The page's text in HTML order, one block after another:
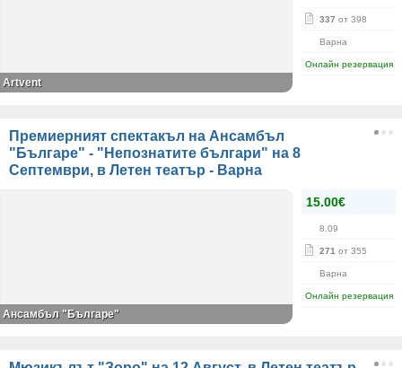
337 от 398
Варна
Онлайн резервация
Artvent
Премиерният спектакъл на Ансамбъл
"Българе" - "Непознатите българи" на 8
Септември, в Летен театър - Варна
15.00€
8.09
271 от 355
Варна
Онлайн резервация
Ансамбъл "Българе"